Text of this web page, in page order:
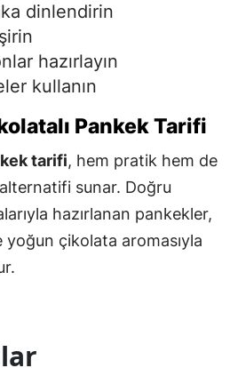
dinlendirin
hazırlayın
kullanın
Pankek Tarifi
tarifi, hem pratik hem de
sunar. Doğru
hazırlanan pankekler,
çikolata aromasıyla